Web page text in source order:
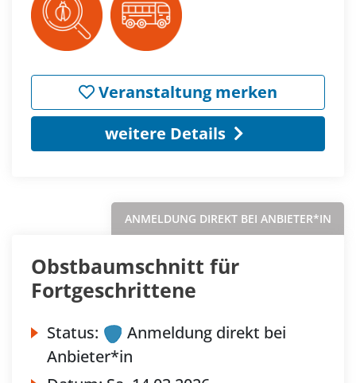
Veranstaltung merken
weitere Details
ANMELDUNG DIREKT BEI ANBIETER*IN
Obstbaumschnitt für
Fortgeschrittene
Status:
Anmeldung direkt bei
Anbieter*in